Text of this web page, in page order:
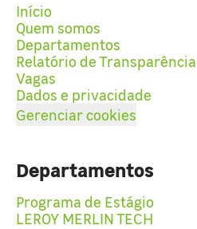
Início
Quem somos
Departamentos
Relatório de
Vagas
Dados e privacidade
Gerenciar cookies
Departamentos
Programa de Estágio
LEROY MERLIN TECH